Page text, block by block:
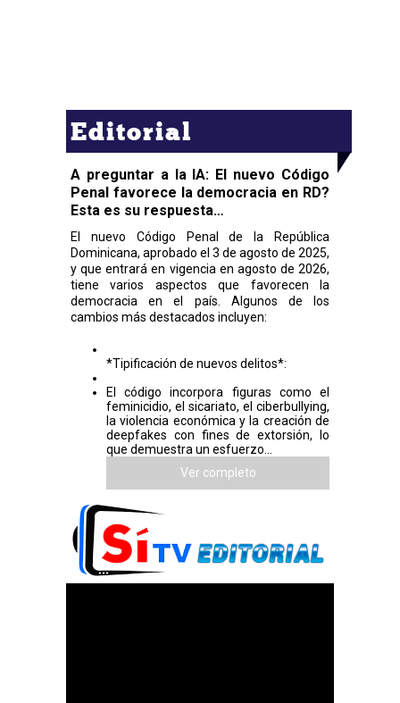
Editorial
A preguntar a la IA: El nuevo Código
Penal favorece la democracia en RD?
Esta es su respuesta…
El nuevo Código Penal de la República
Dominicana, aprobado el 3 de agosto de 2025,
y que entrará en vigencia en agosto de 2026,
tiene varios aspectos que favorecen la
democracia en el país. Algunos de los
cambios más destacados incluyen:
*Tipificación de nuevos delitos*:
El código incorpora figuras como el
feminicidio, el sicariato, el ciberbullying,
la violencia económica y la creación de
deepfakes con fines de extorsión, lo
que demuestra un esfuerzo...
Ver completo